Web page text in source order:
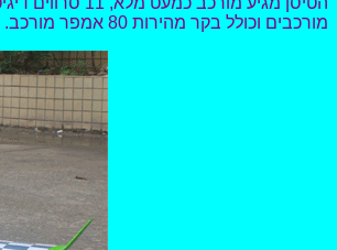
מורכבים וכולל בקר מהירות 80 אמפר מורכב. יש להשלים סוללה, מטען ומערכת רדיו